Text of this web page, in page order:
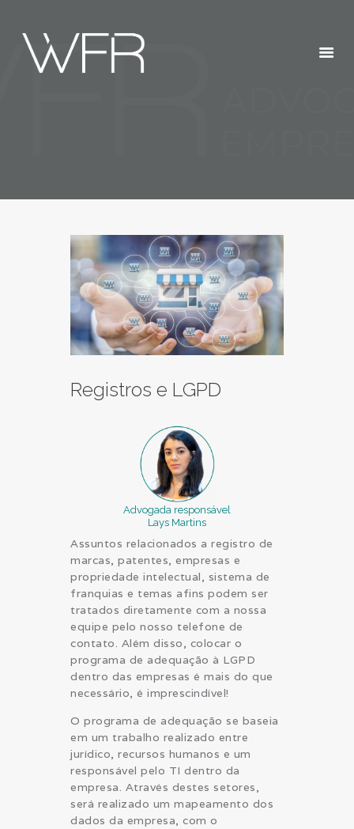
Registros e LGPD
Advogada responsável
Lays Martins
Assuntos relacionados a registro de
marcas, patentes, empresas e
propriedade intelectual, sistema de
franquias e temas afins podem ser
tratados diretamente com a nossa
equipe pelo nosso telefone de
contato. Além disso, colocar o
programa de adequação à LGPD
dentro das empresas é mais do que
necessário, é imprescindível!
O programa de adequação se baseia
em um trabalho realizado entre
jurídico, recursos humanos e um
responsável pelo TI dentro da
empresa. Através destes setores,
será realizado um mapeamento dos
dados da empresa, com o